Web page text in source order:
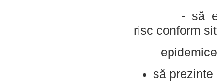
- să
risc conform
epidemice
să